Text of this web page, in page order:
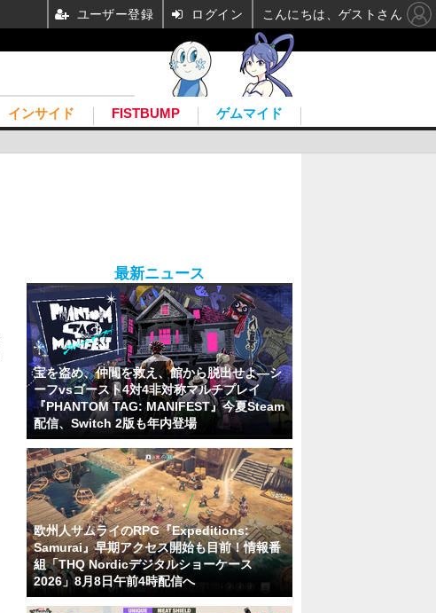
インサイド FISTBUMP ゲムマイド
最新ニュース
宝を盗め、仲間を救え、館から脱出せよ―シ
ーフvsゴースト4対4非対称マルチプレイ
『PHANTOM TAG: MANIFEST』今夏Steam
配信、Switch 2版も年内登場
欧州人サムライのRPG『Expeditions:
Samurai』早期アクセス開始も目前！情報番
組「THQ Nordicデジタルショーケース
2026」8月8日午前4時配信へ
ユーザー登録 ログイン こんにちは、ゲストさん